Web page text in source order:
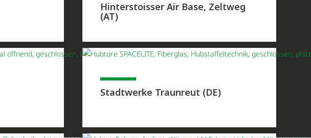
Hinterstoisser Air Base, Zeltweg
(AT)
Stadtwerke Traunreut (DE)